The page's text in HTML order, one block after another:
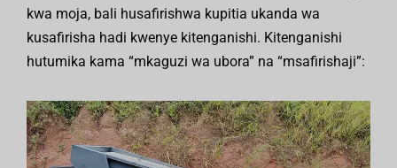
kwa moja, bali husafirishwa kupitia ukanda wa
kusafirisha hadi kwenye kitenganishi. Kitenganishi
hutumika kama “mkaguzi wa ubora” na “msafirishaji”: